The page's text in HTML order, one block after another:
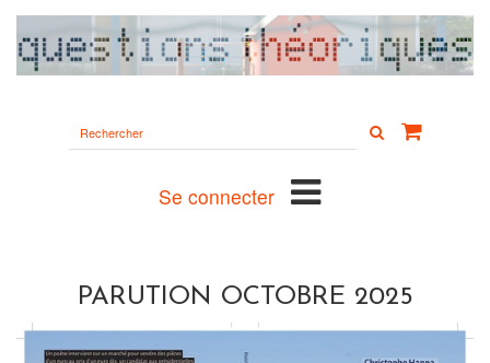
le
Se connecter
PARUTION OCTOBRE 2025